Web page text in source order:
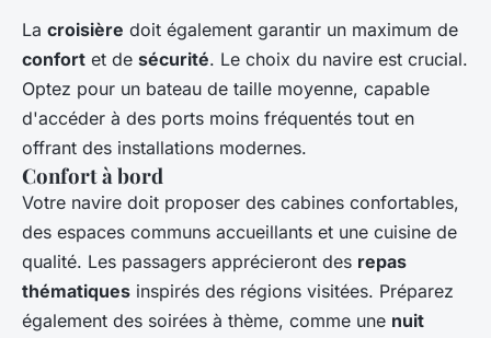
La croisière doit également garantir un maximum de
confort et de sécurité. Le choix du navire est crucial.
Optez pour un bateau de taille moyenne, capable
d'accéder à des ports moins fréquentés tout en
offrant des installations modernes.
Confort à bord
Votre navire doit proposer des cabines confortables,
des espaces communs accueillants et une cuisine de
qualité. Les passagers apprécieront des repas
thématiques inspirés des régions visitées. Préparez
également des soirées à thème, comme une nuit